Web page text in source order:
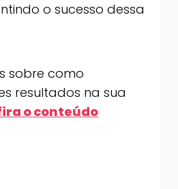
o sucesso dessa
sobre como
resultados na sua
o conteúdo